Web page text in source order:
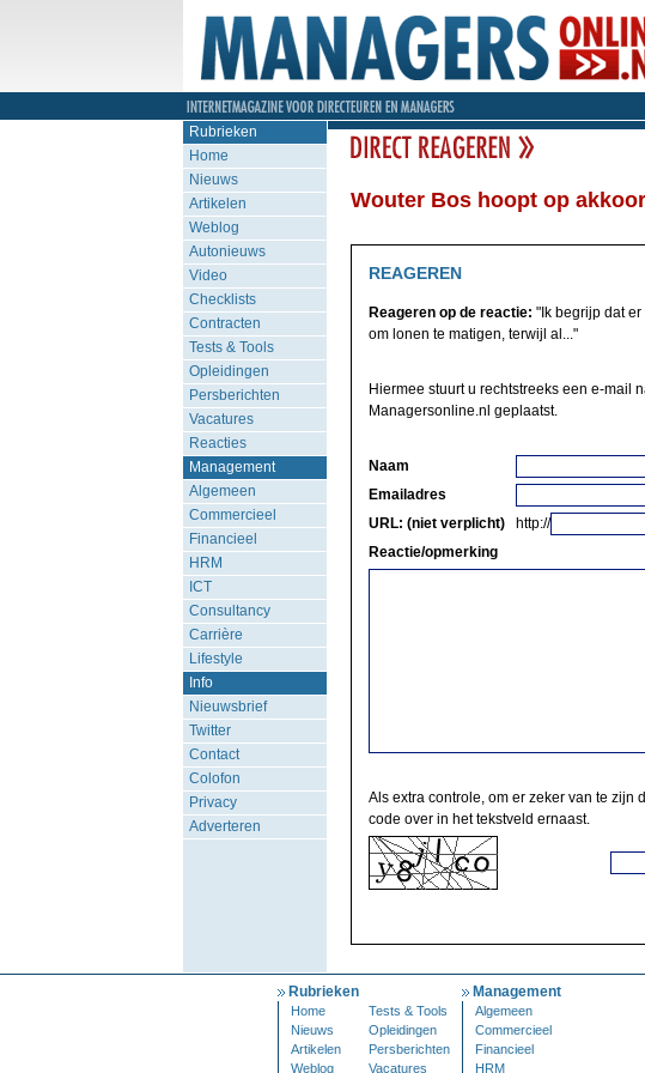
Rubrieken
Home
Nieuws
Artikelen
Weblog
Autonieuws
Video
Checklists
Contracten
Tests & Tools
Opleidingen
Persberichten
Vacatures
Reacties
Management
Algemeen
Commercieel
Financieel
HRM
ICT
Consultancy
Carrière
Lifestyle
Info
Nieuwsbrief
Twitter
Contact
Colofon
Privacy
Adverteren
Wouter Bos hoopt op
REAGEREN
Reageren op de reactie: "Ik begrijp dat
om lonen te matigen, terwijl al..."
Hiermee stuurt u rechtstreeks een e-mail
Managersonline.nl geplaatst.
Naam
Emailadres
URL: (niet verplicht)
http://
Reactie/opmerking
Als extra controle, om er zeker van te zijn
code over in het tekstveld ernaast.
Rubrieken
Home
Tests & Tools
Nieuws
Opleidingen
Artikelen
Persberichten
Weblog
Vacatures
Management
Algemeen
Commercieel
Financieel
HRM